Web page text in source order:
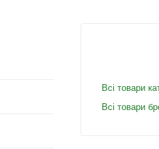
Всі товари
Всі товари